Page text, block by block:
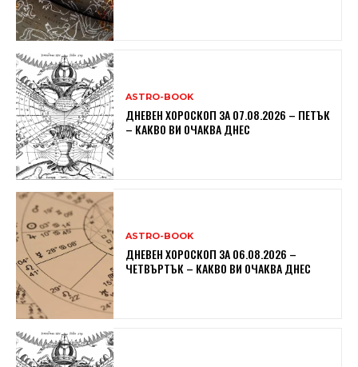
ASTRO-BOOK
ДНЕВЕН ХОРОСКОП ЗА 07.08.2026 – ПЕТЪК
– КАКВО ВИ ОЧАКВА ДНЕС
ASTRO-BOOK
ДНЕВЕН ХОРОСКОП ЗА 06.08.2026 –
ЧЕТВЪРТЪК – КАКВО ВИ ОЧАКВА ДНЕС